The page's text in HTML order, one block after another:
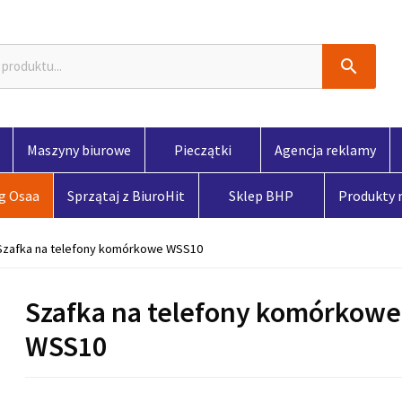

Maszyny biurowe Pieczątki Agencja reklamy
Osaa Sprzątaj z BiuroHit Sklep BHP Produkty
na telefony komórkowe WSS10
Szafka na telefony komórkowe
WSS10